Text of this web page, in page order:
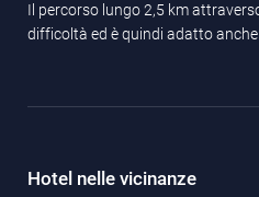
Il percorso lungo 2,5 km
difficoltà ed è quindi adatto
Hotel nelle vicinanze